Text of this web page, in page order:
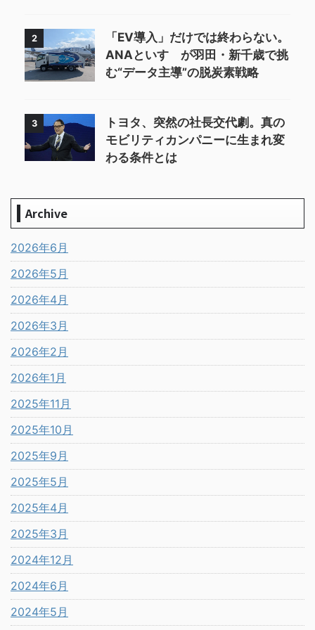
2
「EV導入」だけでは終わらない。
ANAといすゞが羽田・新千歳で挑
む“データ主導”の脱炭素戦略
3
トヨタ、突然の社長交代劇。真の
モビリティカンパニーに生まれ変
わる条件とは
Archive
2026年6月
2026年5月
2026年4月
2026年3月
2026年2月
2026年1月
2025年11月
2025年10月
2025年9月
2025年5月
2025年4月
2025年3月
2024年12月
2024年6月
2024年5月